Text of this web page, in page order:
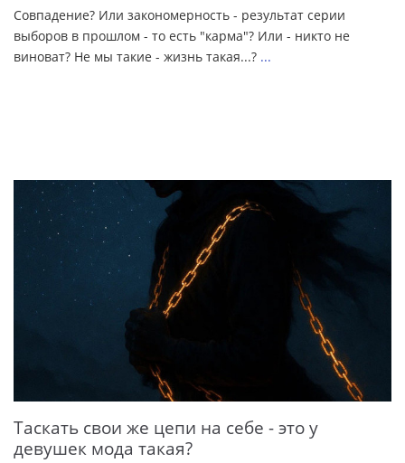
Совпадение? Или закономерность - результат серии
выборов в прошлом - то есть "карма"? Или - никто не
виноват? Не мы такие - жизнь такая...? ...
Таскать свои же цепи на себе - это у
девушек мода такая?